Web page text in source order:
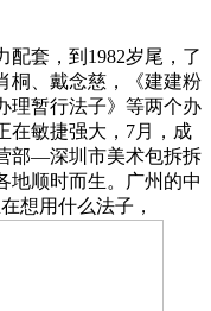
套，到1982岁尾，了
桐、戴念慈，《建建粉
理暂行法子》等两个办
在敏捷强大，7月，成
部—深圳市美术包拆拆
地顺时而生。广州的中
想用什么法子，